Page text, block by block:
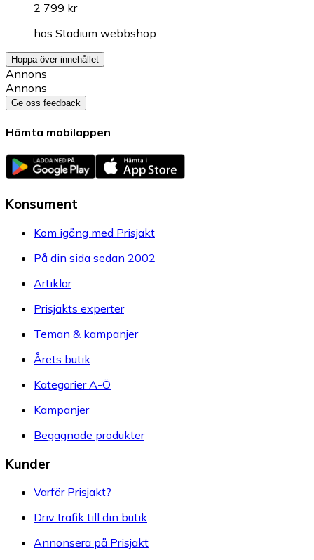
2 799 kr
hos Stadium webbshop
Hoppa över innehållet
Annons
Annons
Ge oss feedback
Hämta mobilappen
Konsument
Kom igång med Prisjakt
På din sida sedan 2002
Artiklar
Prisjakts experter
Teman & kampanjer
Årets butik
Kategorier A-Ö
Kampanjer
Begagnade produkter
Kunder
Varför Prisjakt?
Driv trafik till din butik
Annonsera på Prisjakt